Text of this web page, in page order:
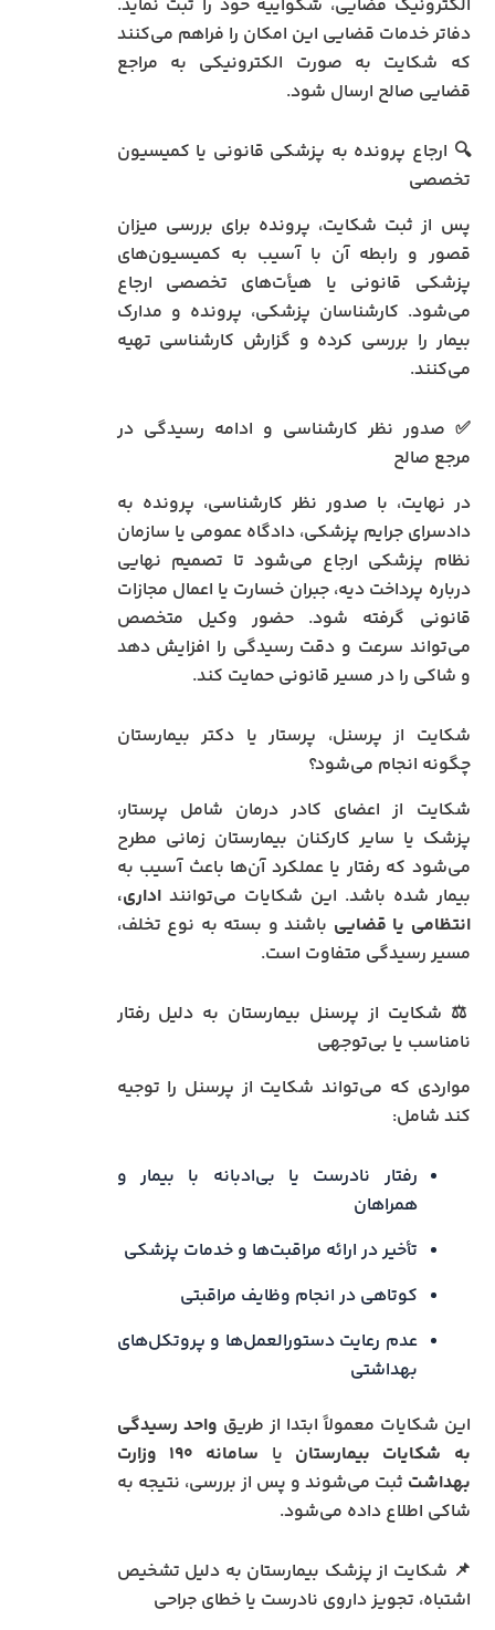
الکترونیک قضایی، شکواییه خود را ثبت نماید.
دفاتر خدمات قضایی این امکان را فراهم می‌کنند
که شکایت به صورت الکترونیکی به مراجع
قضایی صالح ارسال شود.
🔍 ارجاع پرونده به پزشکی قانونی یا کمیسیون
تخصصی
پس از ثبت شکایت، پرونده برای بررسی میزان
قصور و رابطه آن با آسیب به کمیسیون‌های
پزشکی قانونی یا هیأت‌های تخصصی ارجاع
می‌شود. کارشناسان پزشکی، پرونده و مدارک
بیمار را بررسی کرده و گزارش کارشناسی تهیه
می‌کنند.
✅ صدور نظر کارشناسی و ادامه رسیدگی در
مرجع صالح
در نهایت، با صدور نظر کارشناسی، پرونده به
دادسرای جرایم پزشکی، دادگاه عمومی یا سازمان
نظام پزشکی ارجاع می‌شود تا تصمیم نهایی
درباره پرداخت دیه، جبران خسارت یا اعمال مجازات
قانونی گرفته شود. حضور وکیل متخصص
می‌تواند سرعت و دقت رسیدگی را افزایش دهد
و شاکی را در مسیر قانونی حمایت کند.
شکایت از پرسنل، پرستار یا دکتر بیمارستان
چگونه انجام می‌شود؟
شکایت از اعضای کادر درمان شامل پرستار،
پزشک یا سایر کارکنان بیمارستان زمانی مطرح
می‌شود که رفتار یا عملکرد آن‌ها باعث آسیب به
بیمار شده باشد. این شکایات می‌تواننداداری،
انتظامی یا قضایی باشند و بسته به نوع تخلف،
مسیر رسیدگی متفاوت است.
⚖️ شکایت از پرسنل بیمارستان به دلیل رفتار
نامناسب یا بی‌توجهی
مواردی که می‌تواند شکایت از پرسنل را توجیه
کند شامل:
رفتار نادرست یا بی‌ادبانه با بیمار و
همراهان
تأخیر در ارائه مراقبت‌ها و خدمات پزشکی
کوتاهی در انجام وظایف مراقبتی
عدم رعایت دستورالعمل‌ها و پروتکل‌های
بهداشتی
این شکایات معمولاً ابتدا از طریق واحد رسیدگی
به شکایات بیمارستان یا
سامانه ۱۹۰ وزارت
بهداشت ثبت می‌شوند و پس از بررسی، نتیجه به
شاکی اطلاع داده می‌شود.
📌 شکایت از پزشک بیمارستان به دلیل تشخیص
اشتباه، تجویز داروی نادرست یا خطای جراحی